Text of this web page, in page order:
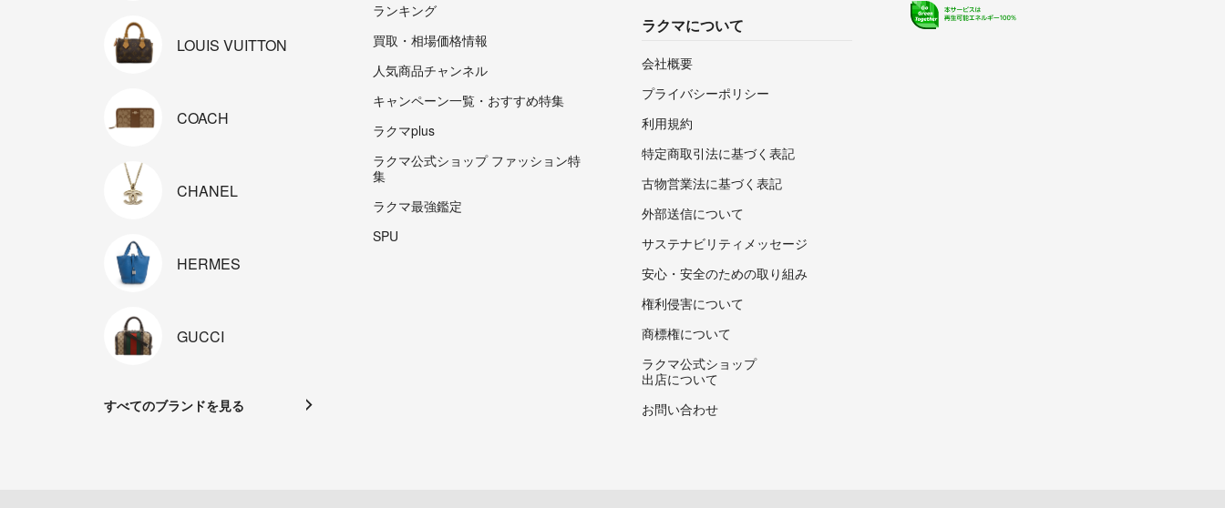
LOUIS VUITTON
COACH
CHANEL
HERMES
GUCCI
すべてのブランドを見る
ランキング
買取・相場価格情報
人気商品チャンネル
キャンペーン一覧・おすすめ特集
ラクマplus
ラクマ公式ショップ ファッション特
集
ラクマ最強鑑定
SPU
ラクマについて
会社概要
プライバシーポリシー
利用規約
特定商取引法に基づく表記
古物営業法に基づく表記
外部送信について
サステナビリティメッセージ
安心・安全のための取り組み
権利侵害について
商標権について
ラクマ公式ショップ
出店について
お問い合わせ